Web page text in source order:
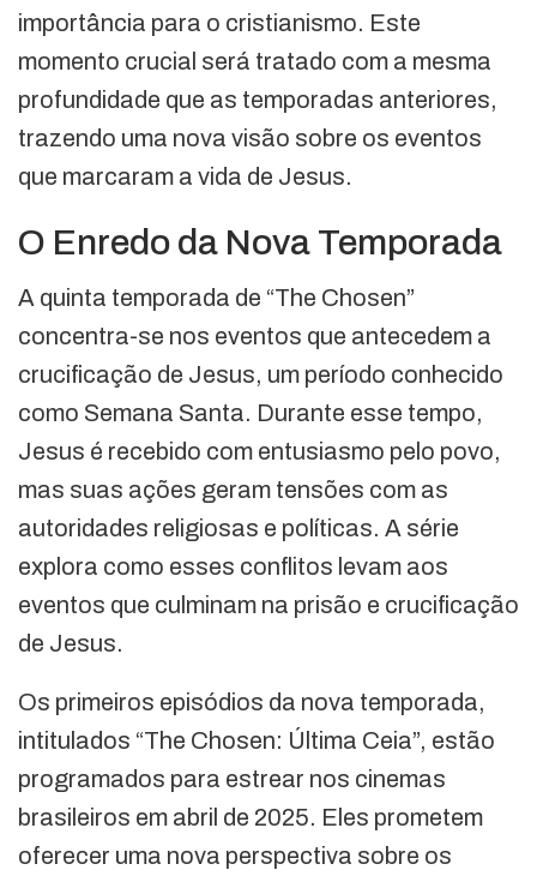
importância para o cristianismo. Este
momento crucial será tratado com a mesma
profundidade que as temporadas anteriores,
trazendo uma nova visão sobre os eventos
que marcaram a vida de Jesus.
O Enredo da Nova Temporada
A quinta temporada de “The Chosen”
concentra-se nos eventos que antecedem a
crucificação de Jesus, um período conhecido
como Semana Santa. Durante esse tempo,
Jesus é recebido com entusiasmo pelo povo,
mas suas ações geram tensões com as
autoridades religiosas e políticas. A série
explora como esses conflitos levam aos
eventos que culminam na prisão e crucificação
de Jesus.
Os primeiros episódios da nova temporada,
intitulados “The Chosen: Última Ceia”, estão
programados para estrear nos cinemas
brasileiros em abril de 2025. Eles prometem
oferecer uma nova perspectiva sobre os